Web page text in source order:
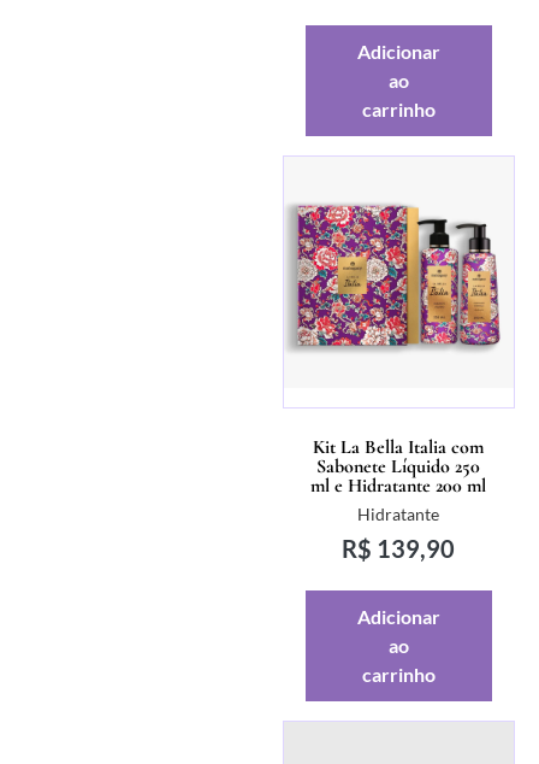
Adicionar
ao
carrinho
Kit La Bella Italia com
Sabonete Líquido 250
ml e Hidratante 200 ml
Hidratante
R$ 139,90
Adicionar
ao
carrinho